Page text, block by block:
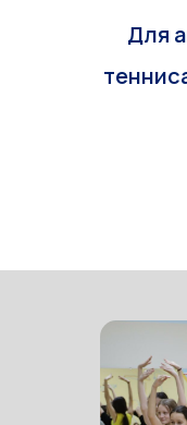
Для